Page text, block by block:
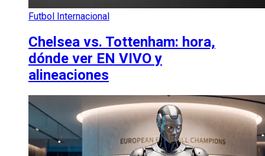
Futbol Internacional
Chelsea vs. Tottenham: hora,
dónde ver EN VIVO y
alineaciones